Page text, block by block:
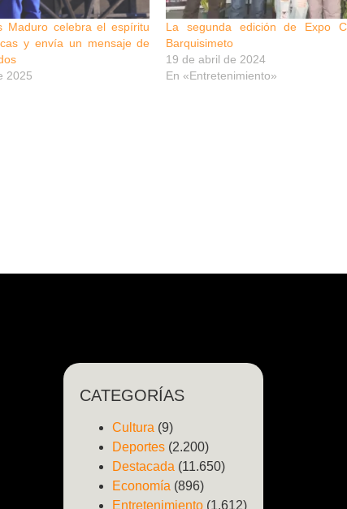
Maduro celebra el espíritu
y envía un mensaje de
2025
La segunda edición de Expo
Barquisimeto
19 de abril de 2024
En «Entretenimiento»
CATEGORÍAS
Cultura(9)
Deportes(2.200)
Destacada(11.650)
Economía(896)
Entretenimiento(1.612)